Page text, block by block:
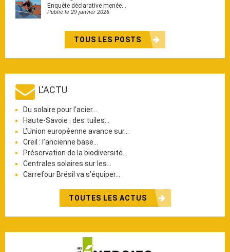
Enquête déclarative menée…
Publié le 29 janvier 2026
TOUS LES POSTS
L'ACTU
Du solaire pour l’acier…
Haute-Savoie : des tuiles…
L’Union européenne avance sur…
Creil : l’ancienne base…
Préservation de la biodiversité…
Centrales solaires sur les…
Carrefour Brésil va s’équiper…
TOUTES LES ACTUS